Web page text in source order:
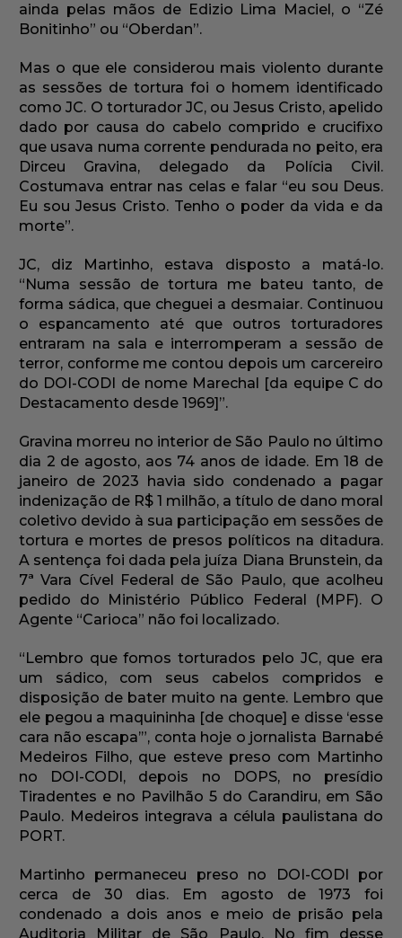
ainda pelas mãos de Edizio Lima Maciel, o “Zé
Bonitinho” ou “Oberdan”.
Mas o que ele considerou mais violento durante
as sessões de tortura foi o homem identificado
como JC. O torturador JC, ou Jesus Cristo, apelido
dado por causa do cabelo comprido e crucifixo
que usava numa corrente pendurada no peito, era
Dirceu Gravina, delegado da Polícia Civil.
Costumava entrar nas celas e falar “eu sou Deus.
Eu sou Jesus Cristo. Tenho o poder da vida e da
morte”.
JC, diz Martinho, estava disposto a matá-lo.
“Numa sessão de tortura me bateu tanto, de
forma sádica, que cheguei a desmaiar. Continuou
o espancamento até que outros torturadores
entraram na sala e interromperam a sessão de
terror, conforme me contou depois um carcereiro
do DOI-CODI de nome Marechal [da equipe C do
Destacamento desde 1969]”.
Gravina morreu no interior de São Paulo no último
dia 2 de agosto, aos 74 anos de idade. Em 18 de
janeiro de 2023 havia sido condenado a pagar
indenização de R$ 1 milhão, a título de dano moral
coletivo devido à sua participação em sessões de
tortura e mortes de presos políticos na ditadura.
A sentença foi dada pela juíza Diana Brunstein, da
7ª Vara Cível Federal de São Paulo, que acolheu
pedido do Ministério Público Federal (MPF). O
Agente “Carioca” não foi localizado.
“Lembro que fomos torturados pelo JC, que era
um sádico, com seus cabelos compridos e
disposição de bater muito na gente. Lembro que
ele pegou a maquininha [de choque] e disse ‘esse
cara não escapa’”, conta hoje o jornalista Barnabé
Medeiros Filho, que esteve preso com Martinho
no DOI-CODI, depois no DOPS, no presídio
Tiradentes e no Pavilhão 5 do Carandiru, em São
Paulo. Medeiros integrava a célula paulistana do
PORT.
Martinho permaneceu preso no DOI-CODI por
cerca de 30 dias. Em agosto de 1973 foi
condenado a dois anos e meio de prisão pela
Auditoria Militar de São Paulo. No fim desse